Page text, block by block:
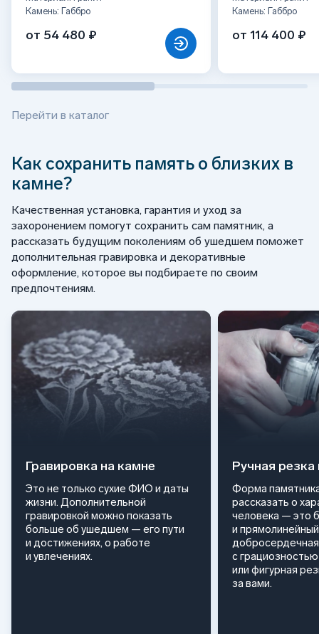
Камень: Габбро
от 54 480 ₽
Камень: Габбро
от 114 400 ₽
Перейти в каталог
Как сохранить память о близких в
камне?
Качественная установка, гарантия и уход за
захоронением помогут сохранить сам памятник, а
рассказать будущим поколениям об ушедшем поможет
дополнительная гравировка и декоративные
оформление, которое вы подбираете по своим
предпочтениям.
Гравировка на камне
Это не только сухие ФИО и даты
жизни. Дополнительной
гравировкой можно показать
больше об ушедшем — его пути
и достижениях, о работе
и увлечениях.
Ручная
Форма
рассказать о
человека — это
и
с
или фигурная
за вами.